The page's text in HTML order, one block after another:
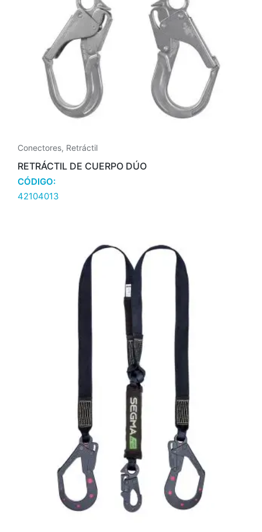
Conectores, Retráctil
RETRÁCTIL DE CUERPO DÚO
CÓDIGO:
42104013